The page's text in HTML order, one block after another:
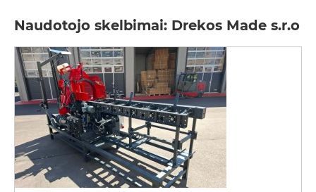
Naudotojo skelbimai: Drekos Made s.r.o